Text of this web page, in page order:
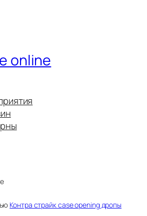
online
Контра страйк case opening дропы